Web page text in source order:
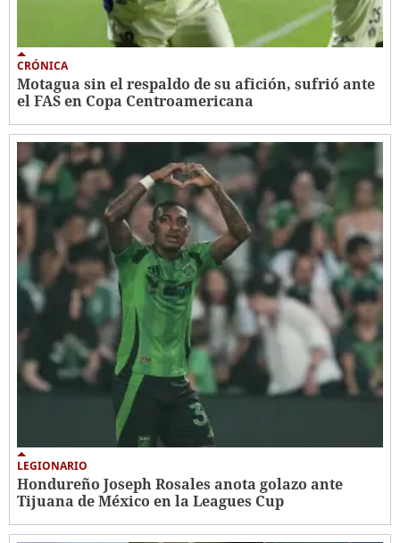
CRÓNICA
Motagua sin el respaldo de su afición, sufrió ante
el FAS en Copa Centroamericana
LEGIONARIO
Hondureño Joseph Rosales anota golazo ante
Tijuana de México en la Leagues Cup